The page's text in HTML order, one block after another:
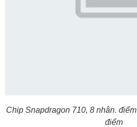
Chip Snapdragon 710, 8 nhân. điểm
điểm